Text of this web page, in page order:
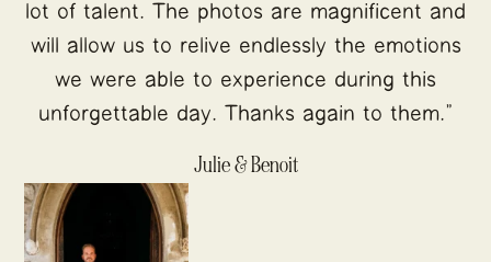
lot of talent. The photos are magnificent and
will allow us to relive endlessly the emotions
we were able to experience during this
unforgettable day. Thanks again to them."
Julie & Benoit